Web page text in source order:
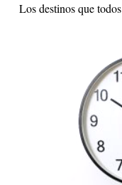
Los destinos que